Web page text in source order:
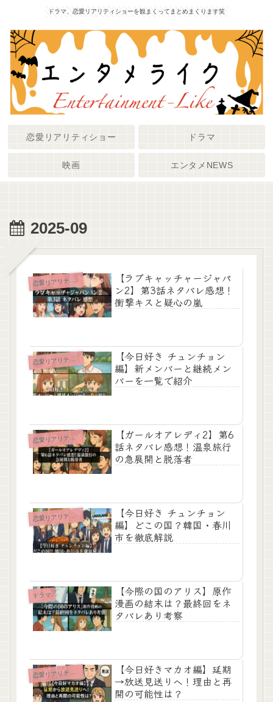
ドラマ、恋愛リアリティショーを観まくってまとめまくります笑
恋愛リアリティショー ドラマ
映画 エンタメNEWS
2025-09
恋愛リアリティショー
【ラブキャッチャージャパ
ン2】第3話ネタバレ感想！
衝撃キスと疑心の嵐
恋愛リアリティショー
【今日好き チュンチョン
編】新メンバーと継続メン
バーを一覧で紹介
恋愛リアリティショー
【ガールオアレディ2】第6
話ネタバレ感想！温泉旅行
の急展開と脱落者
恋愛リアリティショー
【今日好き チュンチョン
編】どこの国？韓国・春川
市を徹底解説
ドラマ
【今際の国のアリス】原作
漫画の結末は？最終回をネ
タバレあり考察
恋愛リアリティショー
【今日好きマカオ編】延期
→放送見送りへ！理由と再
開の可能性は？